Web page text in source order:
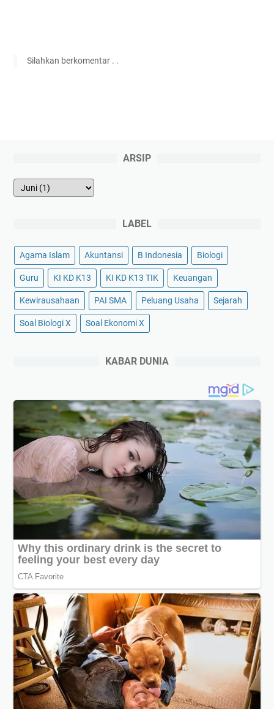
Silahkan berkomentar . .
ARSIP
LABEL
Agama Islam Akuntansi B Indonesia Biologi
Guru KI KD K13 KI KD K13 TIK Keuangan
Kewirausahaan PAI SMA Peluang Usaha Sejarah
Soal Biologi X Soal Ekonomi X
KABAR DUNIA